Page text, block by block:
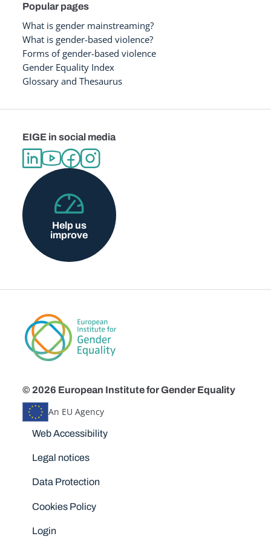
Popular pages
What is gender mainstreaming?
What is gender-based violence?
Forms of gender-based violence
Gender Equality Index
Glossary and Thesaurus
EIGE in social media
Help us
improve
© 2026 European Institute for Gender Equality
An EU Agency
Disclaimers
Web Accessibility
Legal notices
Data Protection
Cookies Policy
Login